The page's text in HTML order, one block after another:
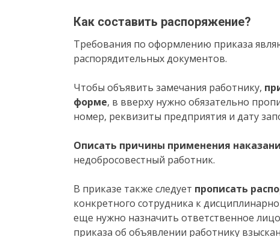
Как составить распоряжение?
Требования по оформлению приказа
распорядительных документов.
Чтобы объявить замечания работнику,
форме, в вверху нужно обязательно
номер, реквизиты предприятия и дату
Описать причины применения
недобросовестный работник.
В приказе также следует прописать
конкретного сотрудника к
еще нужно назначить ответственное
приказа об объявлении работнику